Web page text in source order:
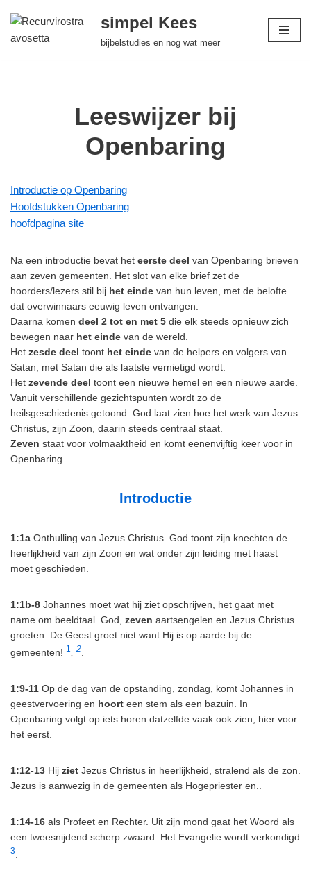
Ga
simpel Kees
bijbelstudies en nog wat meer
Leeswijzer bij
Openbaring
Introductie op Openbaring
Hoofdstukken Openbaring
hoofdpagina site
Na een introductie bevat het eerste deel van Openbaring brieven
aan zeven gemeenten. Het slot van elke brief zet de
hoorders/lezers stil bij het einde van hun leven, met de belofte
dat overwinnaars eeuwig leven ontvangen.
Daarna komen deel 2 tot en met 5 die elk steeds opnieuw zich
bewegen naar het einde van de wereld.
Het zesde deel toont het einde van de helpers en volgers van
Satan, met Satan die als laatste vernietigd wordt.
Het zevende deel toont een nieuwe hemel en een nieuwe aarde.
Vanuit verschillende gezichtspunten wordt zo de
heilsgeschiedenis getoond. God laat zien hoe het werk van Jezus
Christus, zijn Zoon, daarin steeds centraal staat.
Zeven staat voor volmaaktheid en komt eenenvijftig keer voor in
Openbaring.
Introductie
1:1a Onthulling van Jezus Christus. God toont zijn knechten de
heerlijkheid van zijn Zoon en wat onder zijn leiding met haast
moet geschieden.
1:1b-8 Johannes moet wat hij ziet opschrijven, het gaat met
name om beeldtaal. God, zeven aartsengelen en Jezus Christus
groeten. De Geest groet niet want Hij is op aarde bij de
gemeenten! 1 2
1:9-11 Op de dag van de opstanding, zondag, komt Johannes in
geestvervoering en hoort een stem als een bazuin. In
Openbaring volgt op iets horen datzelfde vaak ook zien, hier voor
het eerst.
1:12-13 Hij ziet Jezus Christus in heerlijkheid, stralend als de zon.
Jezus is aanwezig in de gemeenten als Hogepriester en..
1:14-16 als Profeet en Rechter. Uit zijn mond gaat het Woord als
een tweesnijdend scherp zwaard. Het Evangelie wordt verkondigd
3